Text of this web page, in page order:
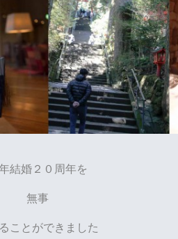
結婚２０周年を
無事
ことができました